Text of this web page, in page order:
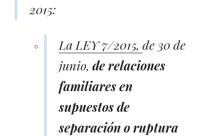
2015:
La LEY 7/2015, de 30 de
junio, de relaciones
familiares en
supuestos de
separación o ruptura